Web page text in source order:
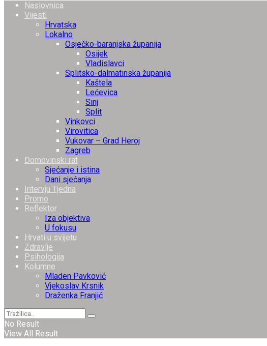
Naslovnica
Vijesti
Hrvatska
Lokalno
Osječko-baranjska županija
Osijek
Vladislavci
Splitsko-dalmatinska županija
Kaštela
Lećevica
Sinj
Split
Vinkovci
Virovitica
Vukovar – Grad Heroj
Zagreb
Domovinski rat
Sjećanje i istina
Dani sjećanja
Intervju Tjedna
Promo
Reflektor
Iza objektiva
U fokusu
Hrvati u svijetu
Zdravlje
Psihologija
Kolumne
Mladen Pavković
Vjekoslav Krsnik
Draženka Franjić
No Result
View All Result